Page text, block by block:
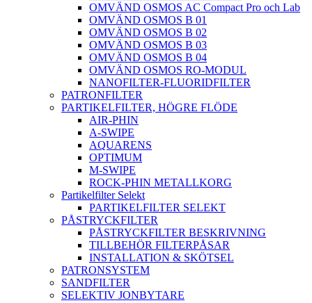
OMVÄND OSMOS AC Compact Pro och Lab
OMVÄND OSMOS B 01
OMVÄND OSMOS B 02
OMVÄND OSMOS B 03
OMVÄND OSMOS B 04
OMVÄND OSMOS RO-MODUL
NANOFILTER-FLUORIDFILTER
PATRONFILTER
PARTIKELFILTER, HÖGRE FLÖDE
AIR-PHIN
A-SWIPE
AQUARENS
OPTIMUM
M-SWIPE
ROCK-PHIN METALLKORG
Partikelfilter Selekt
PARTIKELFILTER SELEKT
PÅSTRYCKFILTER
PÅSTRYCKFILTER BESKRIVNING
TILLBEHÖR FILTERPÅSAR
INSTALLATION & SKÖTSEL
PATRONSYSTEM
SANDFILTER
SELEKTIV JONBYTARE